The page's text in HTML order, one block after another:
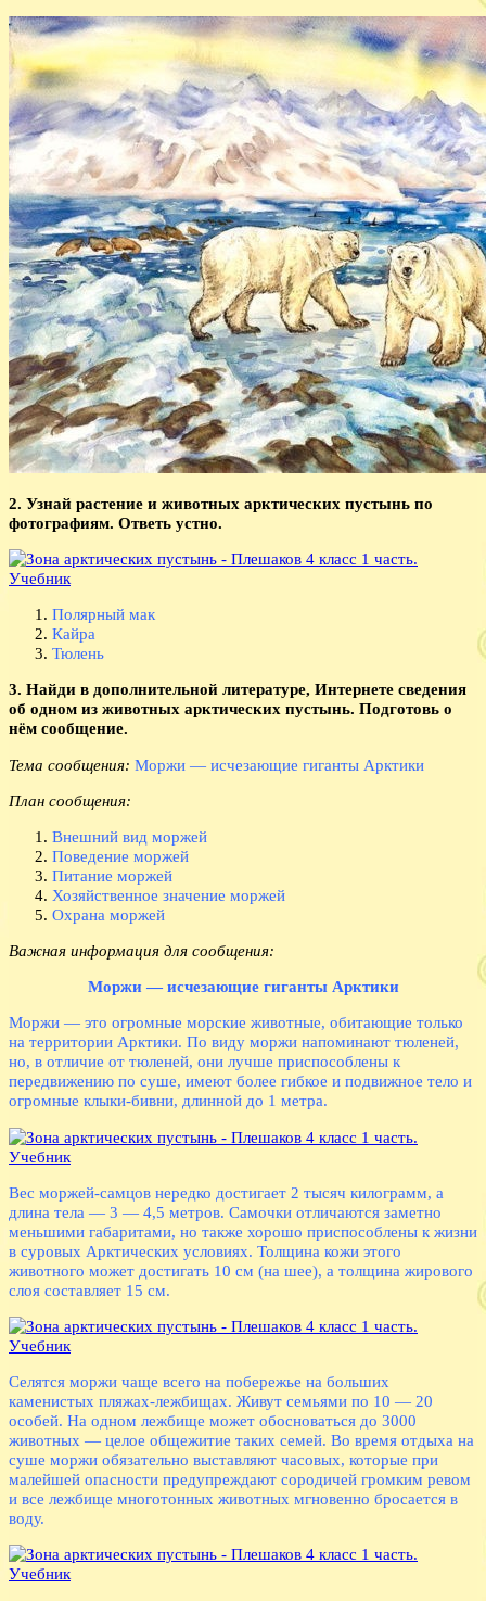
2. Узнай растение и животных арктических пустынь по
фотографиям. Ответь устно.
Полярный мак
Кайра
Тюлень
3. Найди в дополнительной литературе, Интернете сведения
об одном из животных арктических пустынь. Подготовь о
нём сообщение.
Тема сообщения: Моржи — исчезающие гиганты Арктики
План сообщения:
Внешний вид моржей
Поведение моржей
Питание моржей
Хозяйственное значение моржей
Охрана моржей
Важная информация для сообщения:
Моржи — исчезающие гиганты Арктики
Моржи — это огромные морские животные, обитающие только
на территории Арктики. По виду моржи напоминают тюленей,
но, в отличие от тюленей, они лучше приспособлены к
передвижению по суше, имеют более гибкое и подвижное тело и
огромные клыки-бивни, длинной до 1 метра.
Вес моржей-самцов нередко достигает 2 тысяч килограмм, а
длина тела — 3 — 4,5 метров. Самочки отличаются заметно
меньшими габаритами, но также хорошо приспособлены к жизни
в суровых Арктических условиях. Толщина кожи этого
животного может достигать 10 см (на шее), а толщина жирового
слоя составляет 15 см.
Селятся моржи чаще всего на побережье на больших
каменистых пляжах-лежбищах. Живут семьями по 10 — 20
особей. На одном лежбище может обосноваться до 3000
животных — целое общежитие таких семей. Во время отдыха на
суше моржи обязательно выставляют часовых, которые при
малейшей опасности предупреждают сородичей громким ревом
и все лежбище многотонных животных мгновенно бросается в
воду.